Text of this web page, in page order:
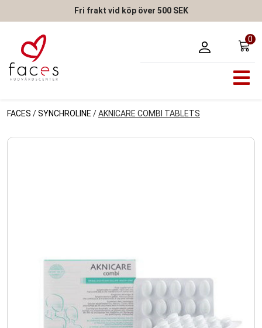
Fri frakt vid köp över 500 SEK
0
FACES /SYNCHROLINE /AKNICARE COMBI TABLETS